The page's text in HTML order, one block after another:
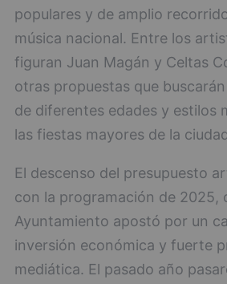
populares y de amplio
música nacional. Entre los
figuran Juan Magán y Celtas
otras propuestas que
de diferentes edades y estilos
las fiestas mayores de la
El descenso del presupuesto
con la programación de 2025,
Ayuntamiento apostó por un
inversión económica y fuerte
mediática. El pasado año